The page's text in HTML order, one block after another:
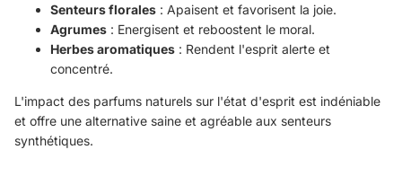
Senteurs florales : Apaisent et favorisent la joie.
Agrumes : Energisent et reboostent le moral.
Herbes aromatiques : Rendent l'esprit alerte et
concentré.
L'impact des parfums naturels sur l'état d'esprit est indéniable
et offre une alternative saine et agréable aux senteurs
synthétiques.